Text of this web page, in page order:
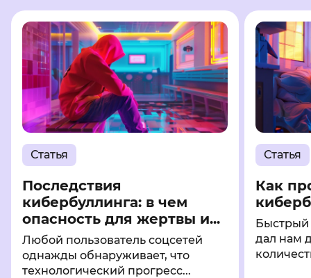
Статья
Последствия
кибербуллинга: в чем
опасность для жертвы и...
Любой пользователь соцсетей
однажды обнаруживает, что
технологический прогресс...
Статья
Как
Быстрый
дал нам